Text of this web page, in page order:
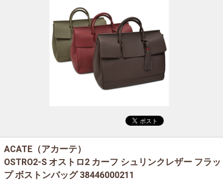
ACATE（アカーテ）
OSTRO2-S オストロ2 カーフ シュリンクレザー フラッ
プ ボストンバッグ 38446000211